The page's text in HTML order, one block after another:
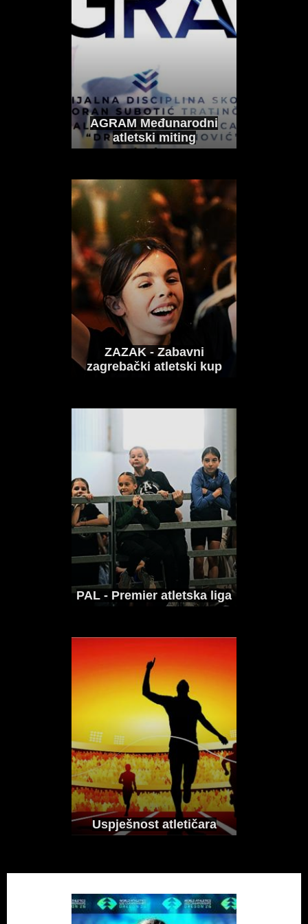
INTERVJU I IZJAVE KOLOVOZ 4, 2026
prvenstva, Ana Poljak dočekat...
SREBRNA EMA
TROGRLIĆ nakon
ogromnog osobnog
rekorda na koplju
(EPU18): "Jedan, ali
vrijedan hitac!" (VIDEO)
INTERVJU I IZJAVE SRPANJ 20, 2026
Nakon Patrika Pivarskog dobili smo i
medaljašicu Europskog...
AGRAM Međunarodni
atletski miting
ZAZAK - Zabavni
zagrebački atletski kup
PAL - Premier atletska liga
Uspješnost atletičara